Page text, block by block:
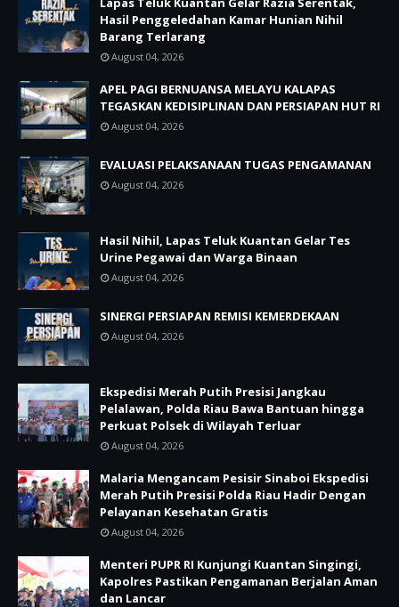
Hasil Penggeledahan Kamar Hunian Nihil
Barang Terlarang
August 04, 2026
APEL PAGI BERNUANSA MELAYU KALAPAS
TEGASKAN KEDISIPLINAN DAN PERSIAPAN HUT RI
August 04, 2026
EVALUASI PELAKSANAAN TUGAS PENGAMANAN
August 04, 2026
Hasil Nihil, Lapas Teluk Kuantan Gelar Tes
Urine Pegawai dan Warga Binaan
August 04, 2026
SINERGI PERSIAPAN REMISI KEMERDEKAAN
August 04, 2026
Ekspedisi Merah Putih Presisi Jangkau
Pelalawan, Polda Riau Bawa Bantuan hingga
Perkuat Polsek di Wilayah Terluar
August 04, 2026
Malaria Mengancam Pesisir Sinaboi Ekspedisi
Merah Putih Presisi Polda Riau Hadir Dengan
Pelayanan Kesehatan Gratis
August 04, 2026
Menteri PUPR RI Kunjungi Kuantan Singingi,
Kapolres Pastikan Pengamanan Berjalan Aman
dan Lancar